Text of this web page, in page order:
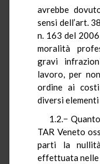
avrebbe
sensi dell’art.
n. 163 del
moralità
gravi
lavoro, per
ordine ai
diversi
1.2.−
TAR Veneto
parti la nullità
effettuata nelle